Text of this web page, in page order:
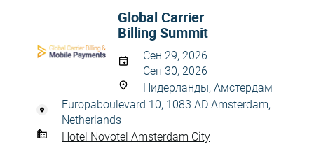
Global Carrier
Billing Summit
Сен 29, 2026
Сен 30, 2026
Нидерланды, Амстердам
Europaboulevard 10, 1083 AD Amsterdam,
Netherlands
Hotel Novotel Amsterdam City